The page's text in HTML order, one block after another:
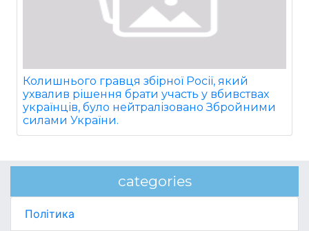
Колишнього гравця збірної Росії, який
ухвалив рішення брати участь у вбивствах
українців, було нейтралізовано Збройними
силами України.
categories
Політика